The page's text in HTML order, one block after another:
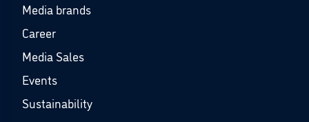
Media brands
Career
Media Sales
Events
Sustainability